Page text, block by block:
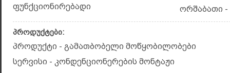
ფუნქციონირებადი ორშაბათი -
პროდუქტები:
პროდუქტი - გამათბობელი მოწყობილობები
სერვისი - კონდენციონერების მონტაჟი